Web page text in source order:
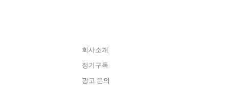
회사소개
정기구독
광고 문의